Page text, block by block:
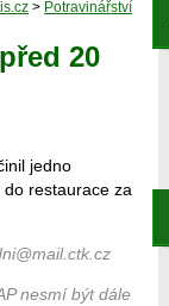
> Potravinářství
20
jedno
restaurace za
nesmí být dále